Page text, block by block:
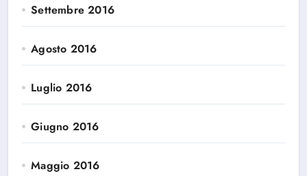
Settembre 2016
Agosto 2016
Luglio 2016
Giugno 2016
Maggio 2016